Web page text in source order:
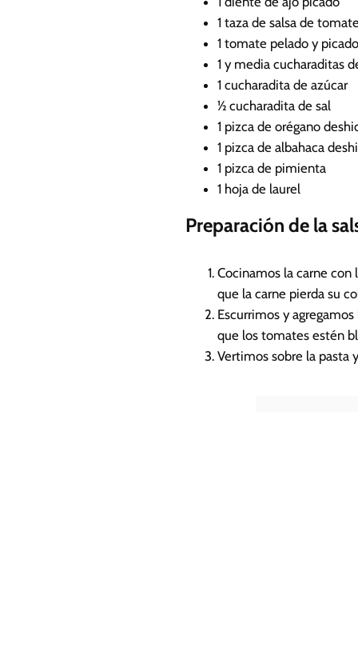
1 taza de salsa de tomate
1 tomate pelado y picado
1 y media cucharaditas
1 cucharadita de azúcar
½ cucharadita de sal
1 pizca de orégano
1 pizca de albahaca
1 pizca de pimienta
1 hoja de laurel
Preparación de la
Cocinamos la carne
que la carne pierda su
Escurrimos y
que los tomates estén
Vertimos sobre la pasta